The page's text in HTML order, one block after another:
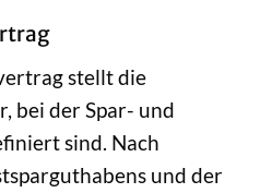
stellt die
bei der Spar- und
sind. Nach
und der